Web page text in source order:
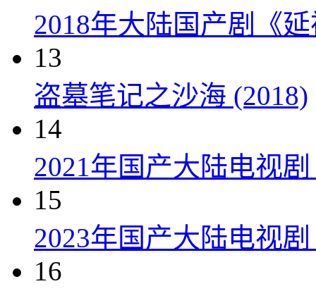
2018年大陆国产剧《
13
盗墓笔记之沙海 (2018)
14
2021年国产大陆电视
15
2023年国产大陆电视
16